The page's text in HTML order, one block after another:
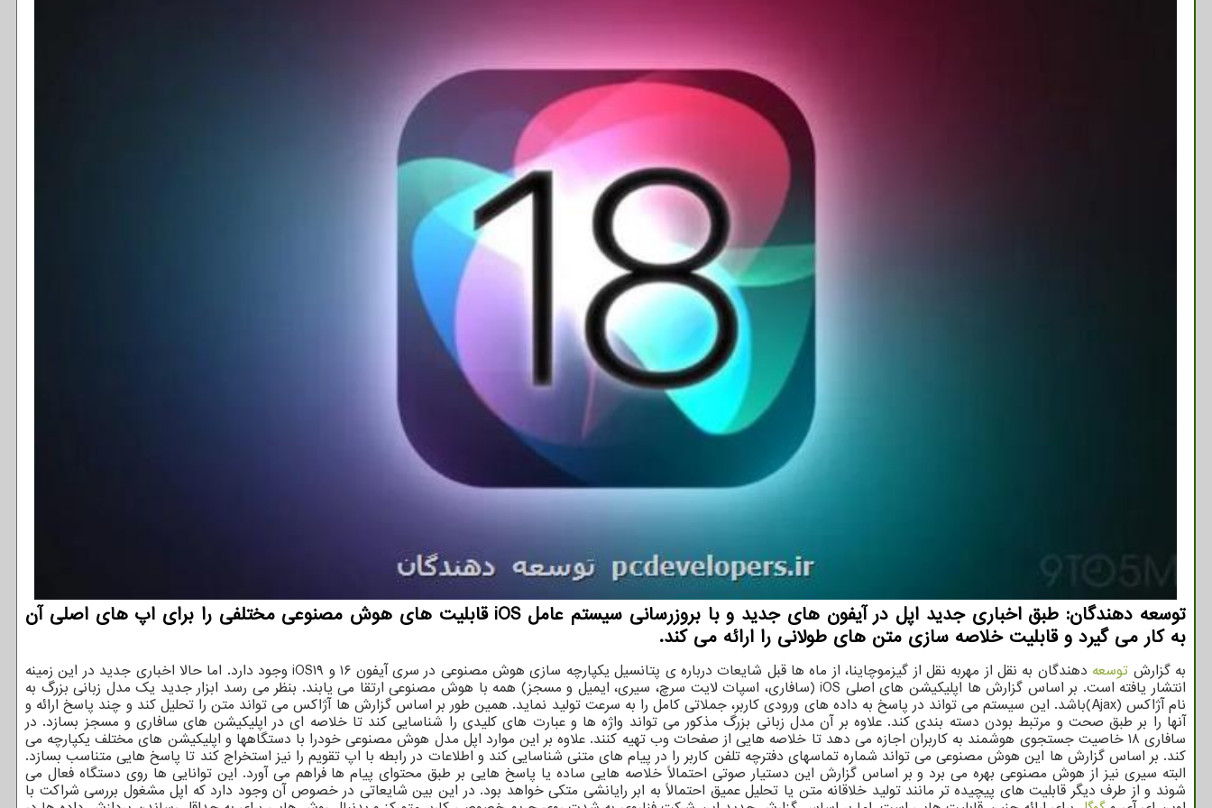
توسعه دهندگان: طبق اخباری جدید اپل در آیفون های جدید و با بروزرسانی سیستم عامل iOS قابلیت های هوش مصنوعی مختلفی را برای اپ های اصلی آن
به کار می گیرد و قابلیت خلاصه سازی متن های طولانی را ارائه می کند.
به گزارش توسعه دهندگان به نقل از مهربه نقل از گیزموچاینا، از ماه ها قبل شایعات درباره ی پتانسیل یکپارچه سازی هوش مصنوعی در سری آیفون ۱۶ و iOS۱۹ وجود دارد. اما حالا اخباری جدید در این زمینه
انتشار یافته است. بر اساس گزارش ها اپلیکیشن های اصلی iOS (سافاری، اسپات لایت سرچ، سیری، ایمیل و مسجز) همه با هوش مصنوعی ارتقا می یابند. بنظر می رسد ابزار جدید یک مدل زبانی بزرگ به
نام آژاکس (Ajax)باشد. این سیستم می تواند در پاسخ به داده های ورودی کاربر، جملاتی کامل را به سرعت تولید نماید. همین طور بر اساس گزارش ها آژاکس می تواند متن را تحلیل کند و چند پاسخ ارائه و
آنها را بر طبق صحت و مرتبط بودن دسته بندی کند. علاوه بر آن مدل زبانی بزرگ مذکور می تواند واژه ها و عبارت های کلیدی را شناسایی کند تا خلاصه ای در اپلیکیشن های سافاری و مسجز بسازد. در
سافاری ۱۸ خاصیت جستجوی هوشمند به کاربران اجازه می دهد تا خلاصه هایی از صفحات وب تهیه کنند. علاوه بر این موارد اپل مدل هوش مصنوعی خودرا با دستگاهها و اپلیکیشن های مختلف یکپارچه می
کند. بر اساس گزارش ها این هوش مصنوعی می تواند شماره تماسهای دفترچه تلفن کاربر را در پیام های متنی شناسایی کند و اطلاعات در رابطه با اپ تقویم را نیز استخراج کند تا پاسخ هایی متناسب بسازد.
البته سیری نیز از هوش مصنوعی بهره می برد و بر اساس گزارش این دستیار صوتی احتمالاً خلاصه هایی ساده یا پاسخ هایی بر طبق محتوای پیام ها فراهم می آورد. این توانایی ها روی دستگاه فعال می
شوند و از طرف دیگر قابلیت های پیچیده تر مانند تولید خلاقانه متن یا تحلیل عمیق احتمالاً به ابر رایانشی متکی خواهد بود. در این بین شایعاتی در خصوص آن وجود دارد که اپل مشغول بررسی شراکت با